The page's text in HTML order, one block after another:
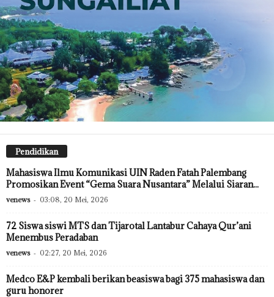
Pendidikan
Mahasiswa Ilmu Komunikasi UIN Raden Fatah Palembang
Promosikan Event “Gema Suara Nusantara” Melalui Siaran...
venews - 03:08, 20 Mei, 2026
72 Siswa siswi MTS dan Tijarotal Lantabur Cahaya Qur’ani
Menembus Peradaban
venews - 02:27, 20 Mei, 2026
Medco E&P kembali berikan beasiswa bagi 375 mahasiswa dan
guru honorer